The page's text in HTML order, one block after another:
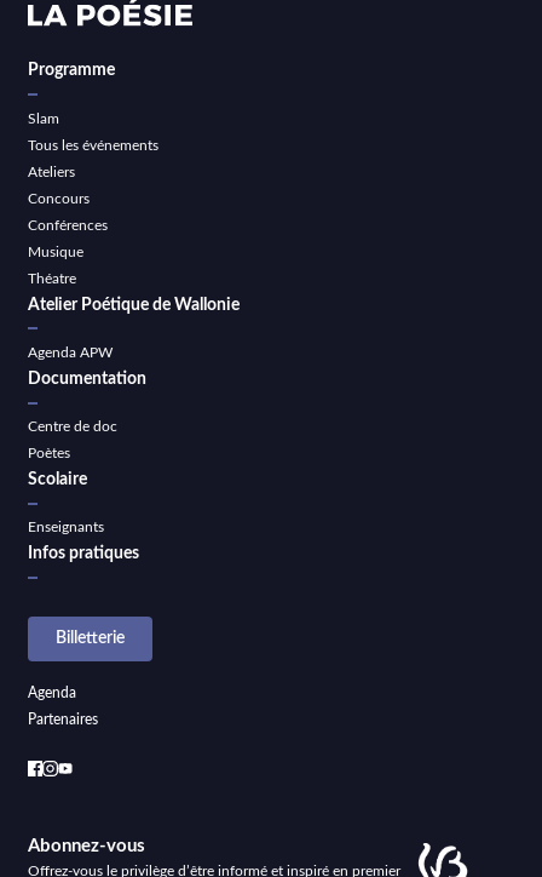
Programme
Slam
Tous les événements
Ateliers
Concours
Conférences
Musique
Théatre
Atelier Poétique de Wallonie
Agenda APW
Documentation
Centre de doc
Poètes
Scolaire
Enseignants
Infos pratiques
Billetterie
Agenda
Partenaires
Abonnez-vous
Offrez-vous le privilège d’être informé et inspiré en premier